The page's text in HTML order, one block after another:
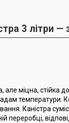
3 літри —
але міцна, стійка
температури.
Каністра
переробці,